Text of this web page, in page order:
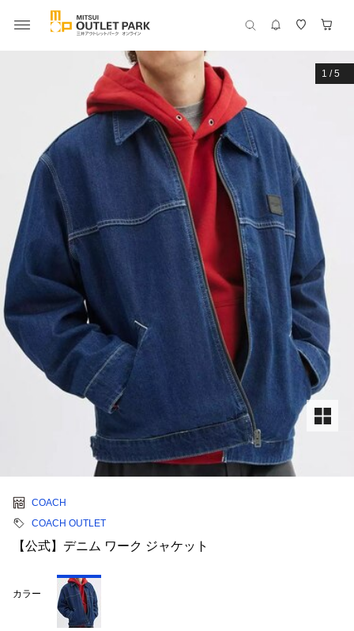
1 /5
COACH
COACH OUTLET
【公式】デニム ワーク ジャケット
カラー